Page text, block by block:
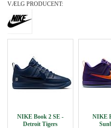
VÆLG PRODUCENT:
NIKE Book 2 SE -
Detroit Tigers
NIKE